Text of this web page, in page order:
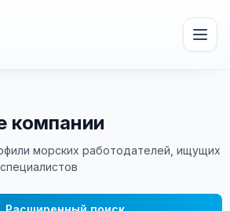
компании
морских работодателей, ищущих